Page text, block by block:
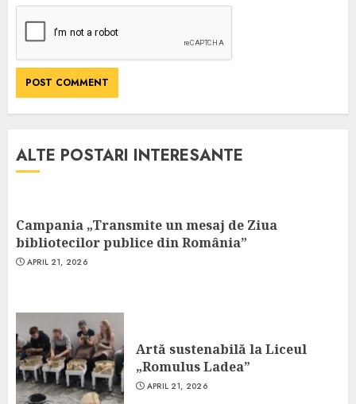
ALTE POSTARI INTERESANTE
Campania „Transmite un mesaj de Ziua
bibliotecilor publice din România”
APRIL 21, 2026
Artă sustenabilă la Liceul
„Romulus Ladea”
APRIL 21, 2026